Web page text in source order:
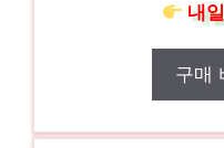
내
구매